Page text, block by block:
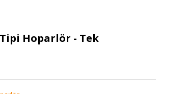
Tipi Hoparlör - Tek